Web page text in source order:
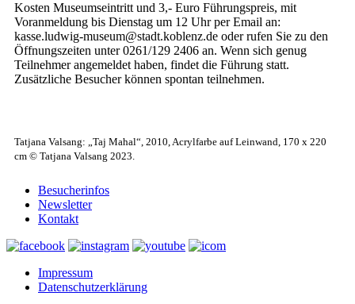
Kosten Museumseintritt und 3,- Euro Führungspreis, mit
Voranmeldung bis Dienstag um 12 Uhr per Email an:
kasse.ludwig-museum@stadt.koblenz.de oder rufen Sie zu den
Öffnungszeiten unter 0261/129 2406 an. Wenn sich genug
Teilnehmer angemeldet haben, findet die Führung statt.
Zusätzliche Besucher können spontan teilnehmen.
Tatjana Valsang: „Taj Mahal“, 2010, Acrylfarbe auf Leinwand, 170 x 220
cm © Tatjana Valsang 2023.
Besucherinfos
Newsletter
Kontakt
Impressum
Datenschutzerklärung